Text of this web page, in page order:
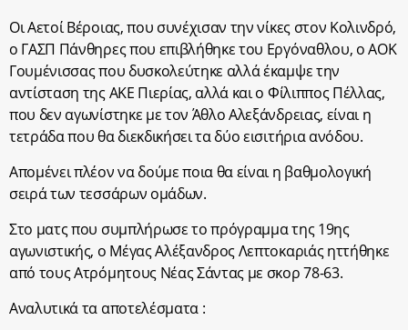
Οι Αετοί Βέροιας, που συνέχισαν την νίκες στον Κολινδρό,
ο ΓΑΣΠ Πάνθηρες που επιβλήθηκε του Εργόναθλου, ο ΑΟΚ
Γουμένισσας που δυσκολεύτηκε αλλά έκαμψε την
αντίσταση της ΑΚΕ Πιερίας, αλλά και ο Φίλιππος Πέλλας,
που δεν αγωνίστηκε με τον Άθλο Αλεξάνδρειας, είναι η
τετράδα που θα διεκδικήσει τα δύο εισιτήρια ανόδου.
Απομένει πλέον να δούμε ποια θα είναι η βαθμολογική
σειρά των τεσσάρων ομάδων.
Στο ματς που συμπλήρωσε το πρόγραμμα της 19ης
αγωνιστικής, ο Μέγας Αλέξανδρος Λεπτοκαριάς ηττήθηκε
από τους Ατρόμητους Νέας Σάντας με σκορ 78-63.
Αναλυτικά τα αποτελέσματα :